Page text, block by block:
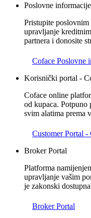
Poslovne informacije
Pristupite
upravljanje
partnera i donosite
Coface Poslovne
Korisnički portal -
Coface online
od kupaca. Potpuno
svim alatima prema
Customer Portal -
Broker Portal
Platforma
upravljanje vašim
je zakonski
Broker Portal